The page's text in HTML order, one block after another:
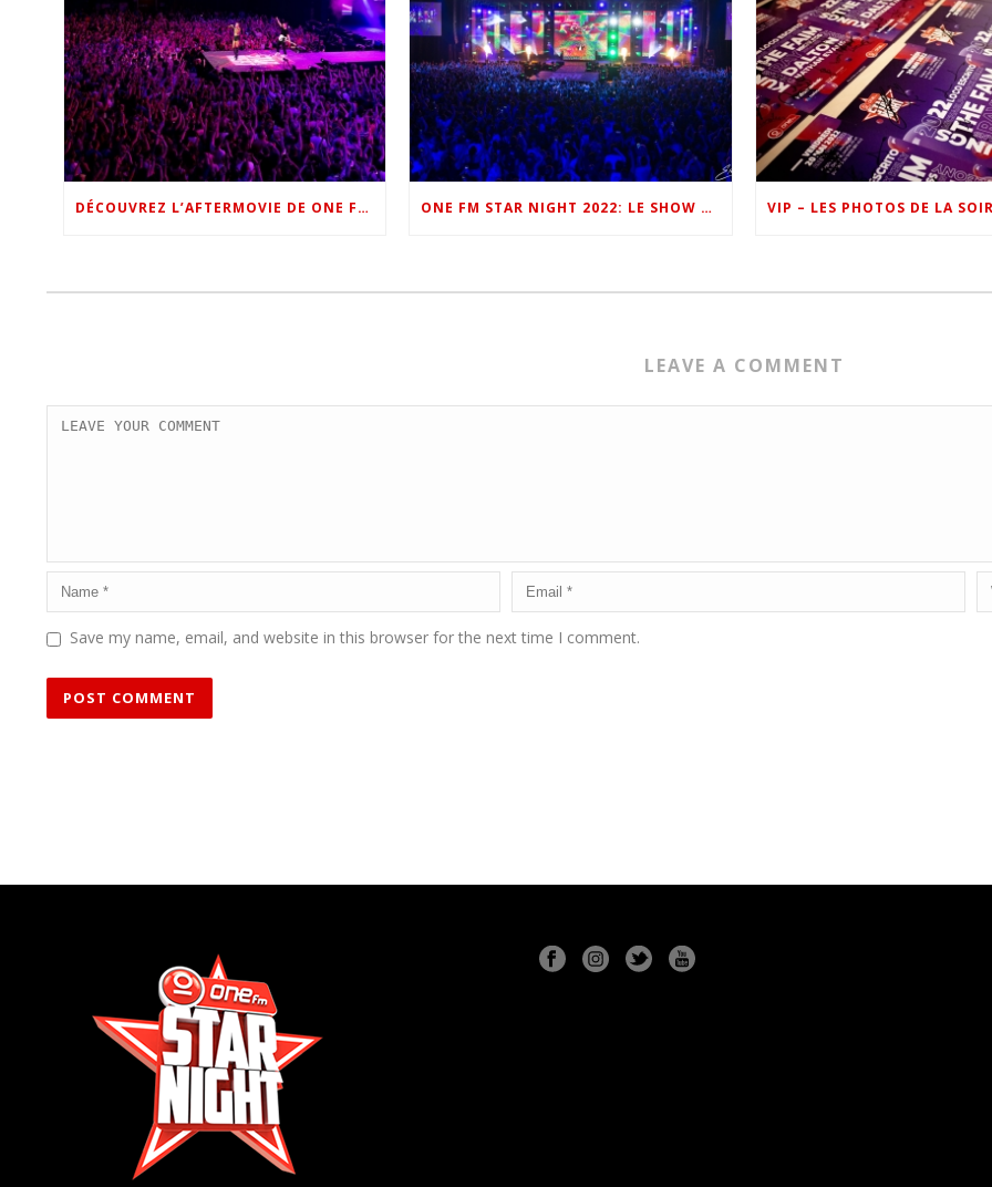
DÉCOUVREZ L’AFTERMOVIE DE ONE FM STAR NIGHT 2022 ! ONE FM STAR NIGHT 2022: LE SHOW EN IMAGES
LEAVE A COMMENT
Save my name, email, and website in this browser for the next time I comment.